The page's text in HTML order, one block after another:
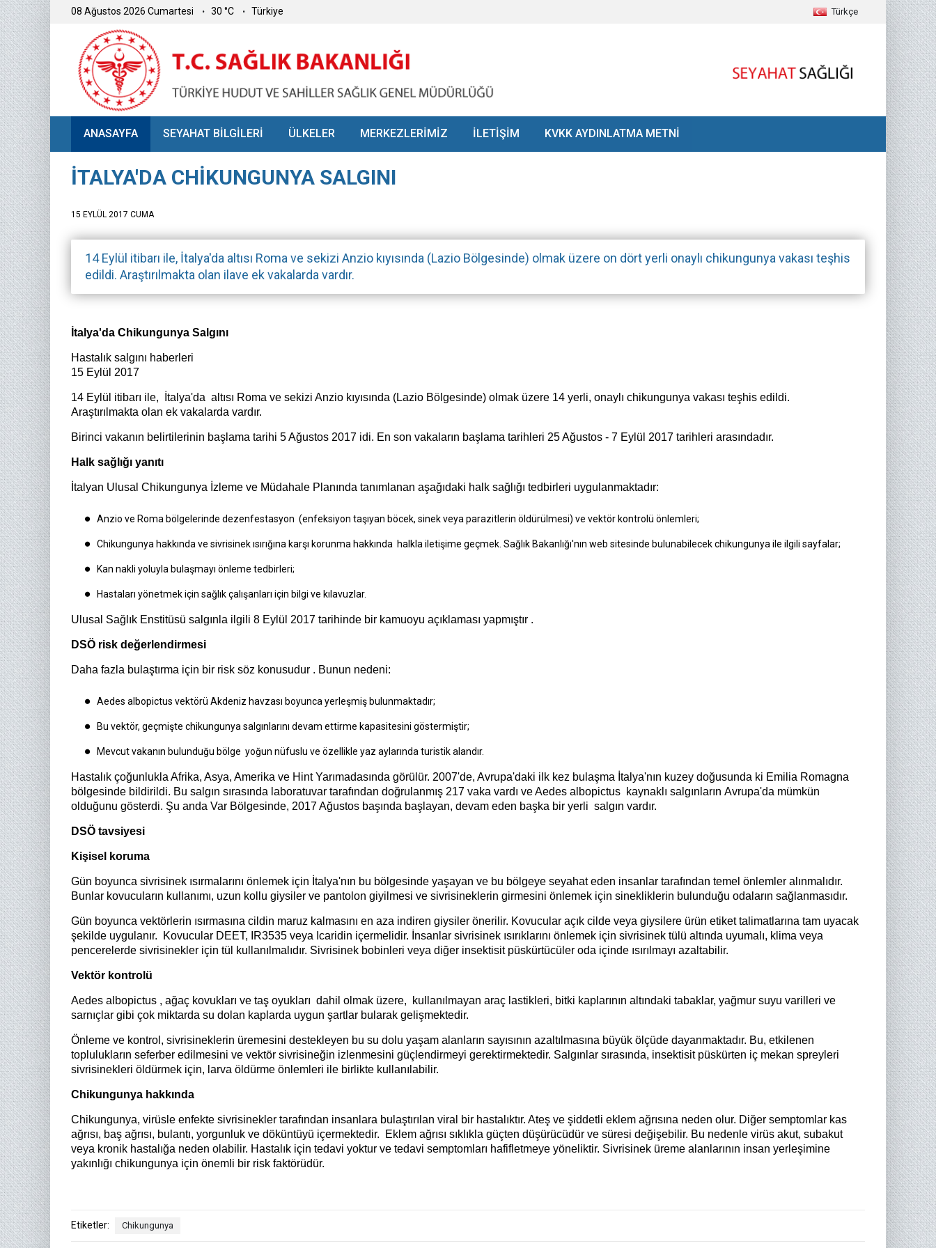
08 Ağustos 2026 Cumartesi 30 °C Türkiye Türkçe
ANASAYFA SEYAHAT BİLGİLERİ ÜLKELER MERKEZLERİMİZ İLETİŞİM KVKK AYDINLATMA METNİ
İTALYA'DA CHİKUNGUNYA SALGINI
15 EYLÜL 2017 CUMA
14 Eylül itibarı ile, İtalya'da altısı Roma ve sekizi Anzio kıyısında (Lazio Bölgesinde) olmak üzere on dört yerli onaylı chikungunya vakası teşhis
edildi. Araştırılmakta olan ilave ek vakalarda vardır.
İtalya'da Chikungunya Salgını
Hastalık salgını haberleri
15 Eylül 2017
14 Eylül itibarı ile, İtalya'da altısı Roma ve sekizi Anzio kıyısında (Lazio Bölgesinde) olmak üzere 14 yerli, onaylı chikungunya vakası teşhis edildi.
Araştırılmakta olan ek vakalarda vardır.
Birinci vakanın belirtilerinin başlama tarihi 5 Ağustos 2017 idi. En son vakaların başlama tarihleri ​​25 Ağustos - 7 Eylül 2017 tarihleri ​​arasındadır.
Halk sağlığı yanıtı
İtalyan Ulusal Chikungunya İzleme ve Müdahale Planında tanımlanan aşağıdaki halk sağlığı tedbirleri uygulanmaktadır:
Anzio ve Roma bölgelerinde dezenfestasyon (enfeksiyon taşıyan böcek, sinek veya parazitlerin öldürülmesi) ve vektör kontrolü önlemleri;
Chikungunya hakkında ve sivrisinek ısırığına karşı korunma hakkında halkla iletişime geçmek. Sağlık Bakanlığı'nın web sitesinde bulunabilecek chikungunya ile ilgili sayfalar;
Kan nakli yoluyla bulaşmayı önleme tedbirleri;
Hastaları yönetmek için sağlık çalışanları için bilgi ve kılavuzlar.
Ulusal Sağlık Enstitüsü salgınla ilgili 8 Eylül 2017 tarihinde bir kamuoyu açıklaması yapmıştır .
DSÖ risk değerlendirmesi
Daha fazla bulaştırma için bir risk söz konusudur . Bunun nedeni:
Aedes albopictus vektörü Akdeniz havzası boyunca yerleşmiş bulunmaktadır;
Bu vektör, geçmişte chikungunya salgınlarını devam ettirme kapasitesini göstermiştir;
Mevcut vakanın bulunduğu bölge yoğun nüfuslu ve özellikle yaz aylarında turistik alandır.
Hastalık çoğunlukla Afrika, Asya, Amerika ve Hint Yarımadasında görülür. 2007'de, Avrupa'daki ilk kez bulaşma İtalya'nın kuzey doğusunda ki Emilia Romagna
bölgesinde bildirildi. Bu salgın sırasında laboratuvar tarafından doğrulanmış 217 vaka vardı ve Aedes albopictus kaynaklı salgınların Avrupa'da mümkün
olduğunu gösterdi. Şu anda Var Bölgesinde, 2017 Ağustos başında başlayan, devam eden başka bir yerli salgın vardır.
DSÖ tavsiyesi
Kişisel koruma
Gün boyunca sivrisinek ısırmalarını önlemek için İtalya'nın bu bölgesinde yaşayan ve bu bölgeye seyahat eden insanlar tarafından temel önlemler alınmalıdır.
Bunlar kovucuların kullanımı, uzun kollu giysiler ve pantolon giyilmesi ve sivrisineklerin girmesini önlemek için sinekliklerin bulunduğu odaların sağlanmasıdır.
Gün boyunca vektörlerin ısırmasına cildin maruz kalmasını en aza indiren giysiler önerilir. Kovucular açık cilde veya giysilere ürün etiket talimatlarına tam uyacak
şekilde uygulanır. Kovucular DEET, IR3535 veya Icaridin içermelidir. İnsanlar sivrisinek ısırıklarını önlemek için sivrisinek tülü altında uyumalı, klima veya
pencerelerde sivrisinekler için tül kullanılmalıdır. Sivrisinek bobinleri veya diğer insektisit püskürtücüler oda içinde ısırılmayı azaltabilir.
Vektör kontrolü
Aedes albopictus , ağaç kovukları ve taş oyukları dahil olmak üzere, kullanılmayan araç lastikleri, bitki kaplarının altındaki tabaklar, yağmur suyu varilleri ve
sarnıçlar gibi çok miktarda su dolan kaplarda uygun şartlar bularak gelişmektedir.
Önleme ve kontrol, sivrisineklerin üremesini destekleyen bu su dolu yaşam alanların sayısının azaltılmasına büyük ölçüde dayanmaktadır. Bu, etkilenen
toplulukların seferber edilmesini ve vektör sivrisineğin izlenmesini güçlendirmeyi gerektirmektedir. Salgınlar sırasında, insektisit püskürten iç mekan spreyleri
sivrisinekleri öldürmek için, larva öldürme önlemleri ile birlikte kullanılabilir.
Chikungunya hakkında
Chikungunya, virüsle enfekte sivrisinekler tarafından insanlara bulaştırılan viral bir hastalıktır. Ateş ve şiddetli eklem ağrısına neden olur. Diğer semptomlar kas
ağrısı, baş ağrısı, bulantı, yorgunluk ve döküntüyü içermektedir. Eklem ağrısı sıklıkla güçten düşürücüdür ve süresi değişebilir. Bu nedenle virüs akut, subakut
veya kronik hastalığa neden olabilir. Hastalık için tedavi yoktur ve tedavi semptomları hafifletmeye yöneliktir. Sivrisinek üreme alanlarının insan yerleşimine
yakınlığı chikungunya için önemli bir risk faktörüdür.
Etiketler: Chikungunya